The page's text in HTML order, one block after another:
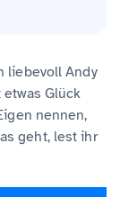
liebevoll Andy
Glück
nennen,
geht, lest ihr